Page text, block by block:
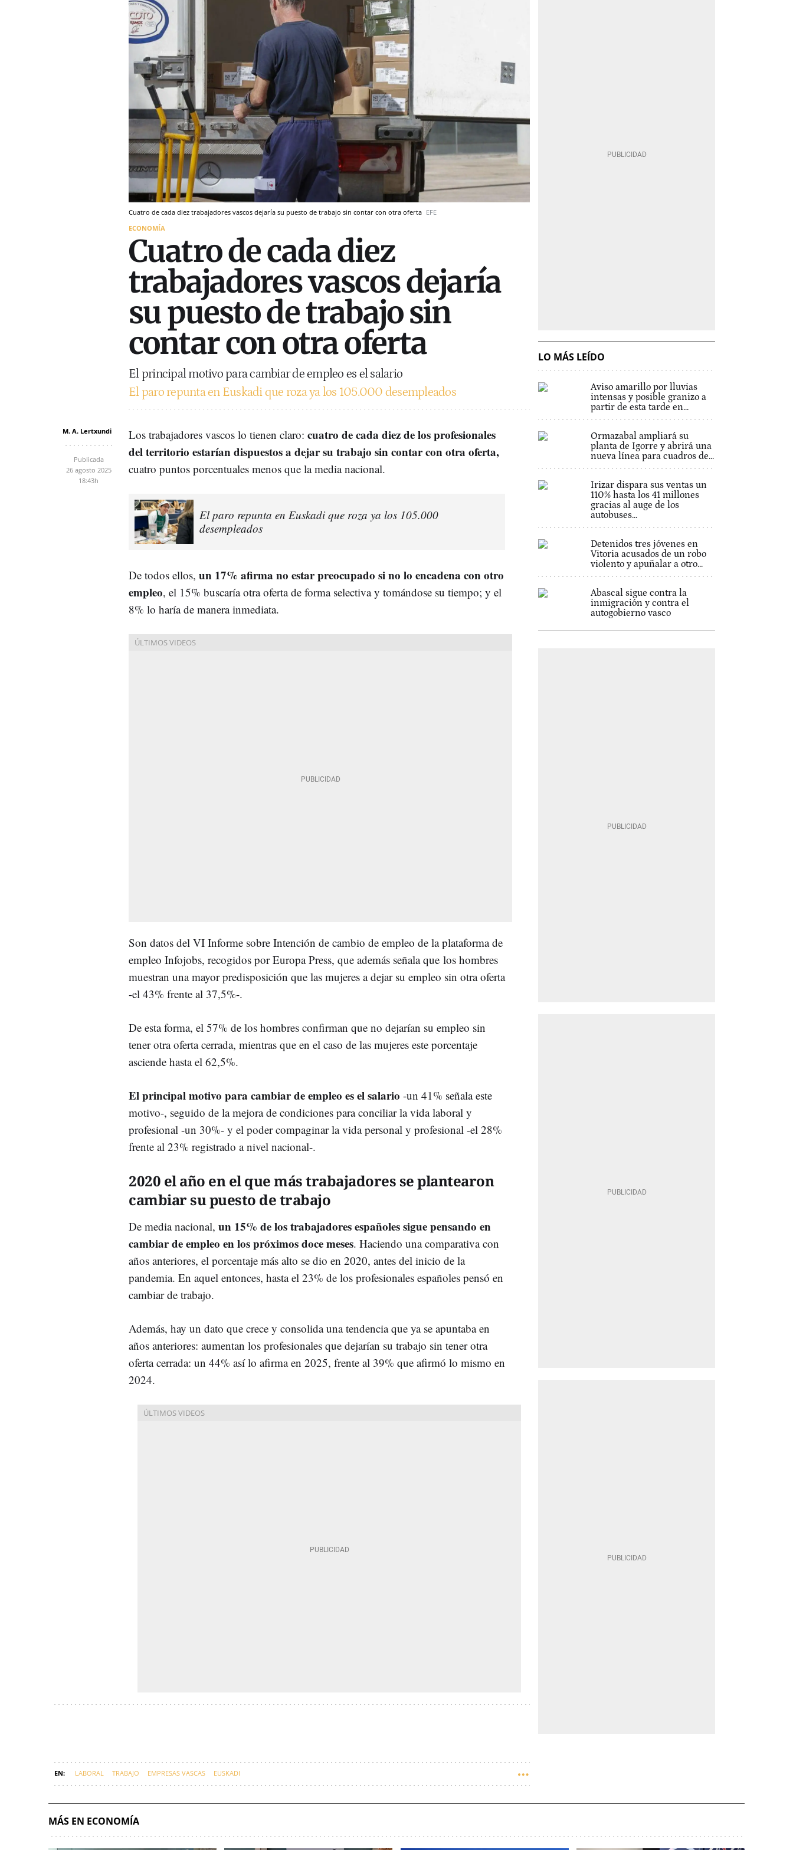
Cuatro de cada diez trabajadores vascos dejaría su puesto de trabajo sin contar con otra oferta EFE
ECONOMÍA
Cuatro de cada diez
trabajadores vascos dejaría
su puesto de trabajo sin
contar con otra oferta
El principal motivo para cambiar de empleo es el salario
El paro repunta en Euskadi que roza ya los 105.000 desempleados
M. A. Lertxundi
Publicada
26 agosto 2025
18:43h
Los trabajadores vascos lo tienen claro: cuatro de cada diez de los profesionales
del territorio estarían dispuestos a dejar su trabajo sin contar con otra oferta,
cuatro puntos porcentuales menos que la media nacional.
El paro repunta en Euskadi que roza ya los 105.000
desempleados
De todos ellos, un 17% afirma no estar preocupado si no lo encadena con otro
empleo, el 15% buscaría otra oferta de forma selectiva y tomándose su tiempo; y el
8% lo haría de manera inmediata.
Son datos del VI Informe sobre Intención de cambio de empleo de la plataforma de
empleo Infojobs, recogidos por Europa Press, que además señala que los hombres
muestran una mayor predisposición que las mujeres a dejar su empleo sin otra oferta
-el 43% frente al 37,5%-.
De esta forma, el 57% de los hombres confirman que no dejarían su empleo sin
tener otra oferta cerrada, mientras que en el caso de las mujeres este porcentaje
asciende hasta el 62,5%.
El principal motivo para cambiar de empleo es el salario -un 41% señala este
motivo-, seguido de la mejora de condiciones para conciliar la vida laboral y
profesional -un 30%- y el poder compaginar la vida personal y profesional -el 28%
frente al 23% registrado a nivel nacional-.
2020 el año en el que más trabajadores se plantearon
cambiar su puesto de trabajo
De media nacional, un 15% de los trabajadores españoles sigue pensando en
cambiar de empleo en los próximos doce meses. Haciendo una comparativa con
años anteriores, el porcentaje más alto se dio en 2020, antes del inicio de la
pandemia. En aquel entonces, hasta el 23% de los profesionales españoles pensó en
cambiar de trabajo.
Además, hay un dato que crece y consolida una tendencia que ya se apuntaba en
años anteriores: aumentan los profesionales que dejarían su trabajo sin tener otra
oferta cerrada: un 44% así lo afirma en 2025, frente al 39% que afirmó lo mismo en
2024.
LABORAL TRABAJO EMPRESAS VASCAS EUSKADI
LO MÁS LEÍDO
Aviso amarillo por lluvias
intensas y posible granizo a
partir de esta tarde en...
Ormazabal ampliará su
planta de Igorre y abrirá una
nueva línea para cuadros de...
Irizar dispara sus ventas un
110% hasta los 41 millones
gracias al auge de los
autobuses...
Detenidos tres jóvenes en
Vitoria acusados de un robo
violento y apuñalar a otro...
Abascal sigue contra la
inmigración y contra el
autogobierno vasco
MÁS EN ECONOMÍA